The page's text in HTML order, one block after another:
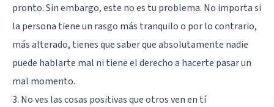
pronto. Sin embargo, este no es tu problema. No importa si
la persona tiene un rasgo más tranquilo o por lo contrario,
más alterado, tienes que saber que absolutamente nadie
puede hablarte mal ni tiene el derecho a hacerte pasar un
mal momento.
3. No ves las cosas positivas que otros ven en tí